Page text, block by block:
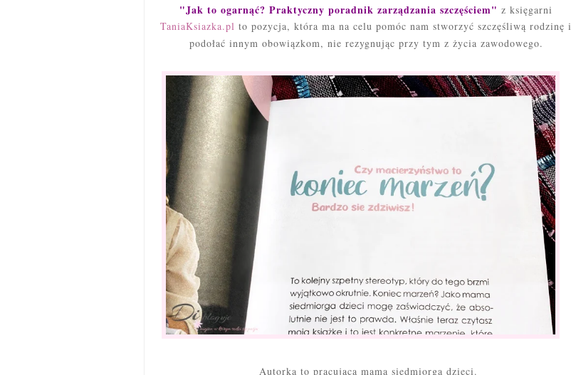
"Jak to ogarnąć? Praktyczny poradnik zarządzania szczęściem" z księgarni
TaniaKsiazka.pl to pozycja, która ma na celu pomóc nam stworzyć szczęśliwą rodzinę i
podołać innym obowiązkom, nie rezygnując przy tym z życia zawodowego.
Autorka to pracująca mama siedmiorga dzieci.